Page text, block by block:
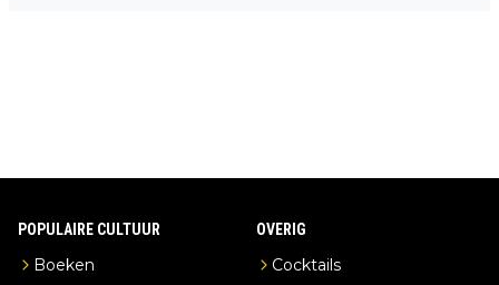
POPULAIRE CULTUUR
Boeken
OVERIG
Cocktails